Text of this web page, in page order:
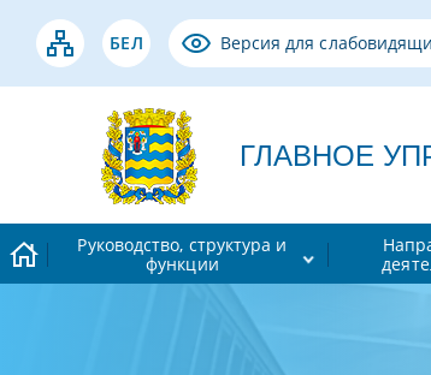
БЕЛ Версия для
ГЛАВНОЕ
Руководство, структура и
функции